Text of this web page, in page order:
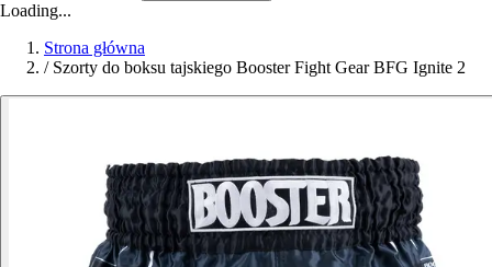
Loading...
Strona główna
/ Szorty do boksu tajskiego Booster Fight Gear BFG Ignite 2